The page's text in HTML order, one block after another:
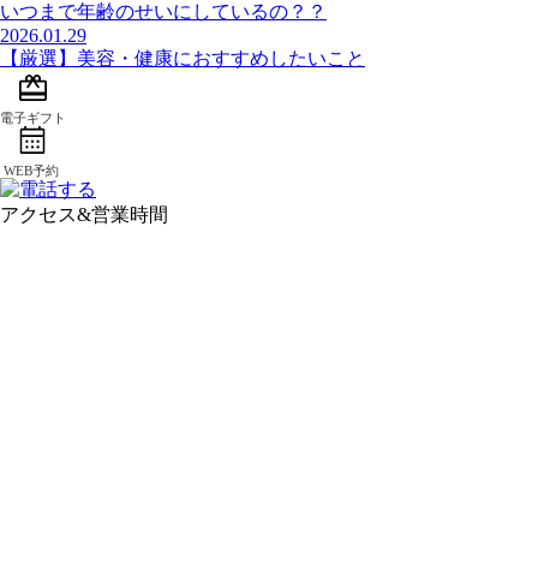
いつまで年齢のせいにしているの？？
2026.01.29
【厳選】美容・健康におすすめしたいこと
アクセス&営業時間